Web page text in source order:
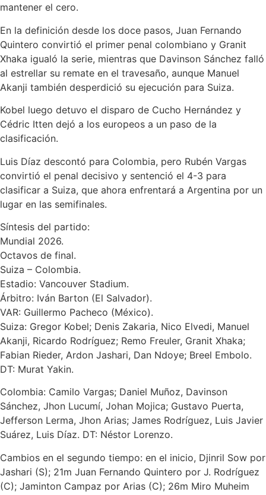
mantener el cero.
En la definición desde los doce pasos, Juan Fernando
Quintero convirtió el primer penal colombiano y Granit
Xhaka igualó la serie, mientras que Davinson Sánchez falló
al estrellar su remate en el travesaño, aunque Manuel
Akanji también desperdició su ejecución para Suiza.
Kobel luego detuvo el disparo de Cucho Hernández y
Cédric Itten dejó a los europeos a un paso de la
clasificación.
Luis Díaz descontó para Colombia, pero Rubén Vargas
convirtió el penal decisivo y sentenció el 4-3 para
clasificar a Suiza, que ahora enfrentará a Argentina por un
lugar en las semifinales.
Síntesis del partido:
Mundial 2026.
Octavos de final.
Suiza – Colombia.
Estadio: Vancouver Stadium.
Árbitro: Iván Barton (El Salvador).
VAR: Guillermo Pacheco (México).
Suiza: Gregor Kobel; Denis Zakaria, Nico Elvedi, Manuel
Akanji, Ricardo Rodríguez; Remo Freuler, Granit Xhaka;
Fabian Rieder, Ardon Jashari, Dan Ndoye; Breel Embolo.
DT: Murat Yakin.
Colombia: Camilo Vargas; Daniel Muñoz, Davinson
Sánchez, Jhon Lucumí, Johan Mojica; Gustavo Puerta,
Jefferson Lerma, Jhon Arias; James Rodríguez, Luis Javier
Suárez, Luis Díaz. DT: Néstor Lorenzo.
Cambios en el segundo tiempo: en el inicio, Djinril Sow por
Jashari (S); 21m Juan Fernando Quintero por J. Rodríguez
(C); Jaminton Campaz por Arias (C); 26m Miro Muheim